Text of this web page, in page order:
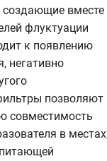
вместе
флуктуации
к появлению
негативно
позволяют
совместимость
в